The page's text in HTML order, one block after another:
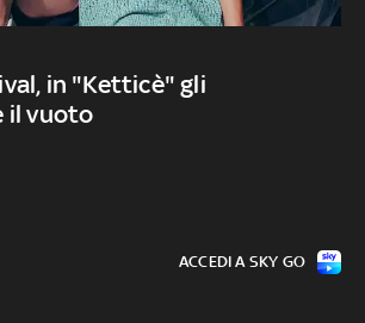
in "Ketticè" gli
il vuoto
ACCEDI A SKY GO